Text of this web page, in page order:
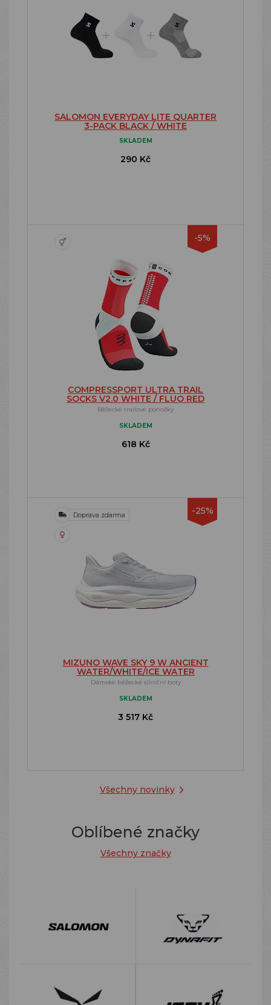
Všechny novinky
SALOMON EVERYDAY LITE QUARTER
3-PACK BLACK / WHITE
SKLADEM
290 Kč
-5%
COMPRESSPORT ULTRA TRAIL
SOCKS V2.0 WHITE / FLUO RED
Běžecké trailové ponožky
SKLADEM
618 Kč
-25%
Doprava zdarma
MIZUNO WAVE SKY 9 W ANCIENT
WATER/WHITE/ICE WATER
Dámské běžecké silniční boty
SKLADEM
3 517 Kč
Oblíbené značky
Všechny značky